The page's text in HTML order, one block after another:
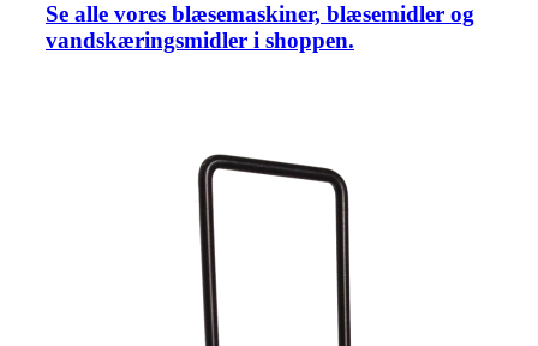
Se alle vores blæsemaskiner, blæsemidler og
vandskæringsmidler i shoppen.